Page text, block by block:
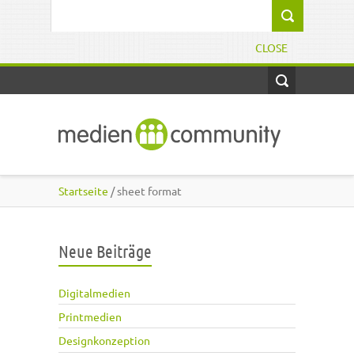
CLOSE
Startseite / sheet format
Neue Beiträge
Digitalmedien
Printmedien
Designkonzeption